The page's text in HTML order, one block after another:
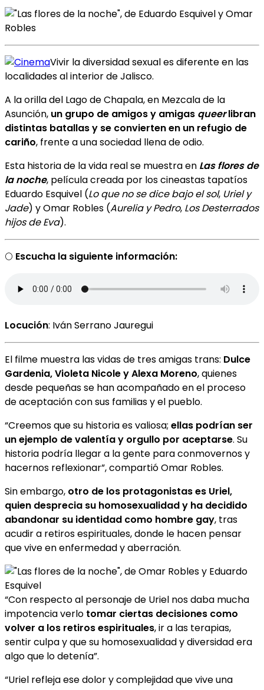
Vivir la diversidad sexual es diferente en las
localidades al interior de Jalisco.
A la orilla del Lago de Chapala, en Mezcala de la
Asunción, un grupo de amigos y amigas queerlibran
distintas batallas y se convierten en un refugio de
cariño, frente a una sociedad llena de odio.
Esta historia de la vida real se muestra en Las flores de
la noche, película creada por los cineastas tapatíos
Eduardo Esquivel (Lo que no se dice bajo el sol, Uriel y
Jade) y Omar Robles (Aurelia y Pedro, Los Desterrados
hijos de Eva).
🌕 Escucha la siguiente información:
Locución: Iván Serrano Jauregui
El filme muestra las vidas de tres amigas trans: Dulce
Gardenia, Violeta Nicole y Alexa Moreno, quienes
desde pequeñas se han acompañado en el proceso
de aceptación con sus familias y el pueblo.
“Creemos que su historia es valiosa; ellas podrían ser
un ejemplo de valentía y orgullo por aceptarse. Su
historia podría llegar a la gente para conmovernos y
hacernos reflexionar”, compartió Omar Robles.
Sin embargo, otro de los protagonistas es Uriel,
quien desprecia su homosexualidad y ha decidido
abandonar su identidad como hombre gay, tras
acudir a retiros espirituales, donde le hacen pensar
que vive en enfermedad y aberración.
“Con respecto al personaje de Uriel nos daba mucha
impotencia verlo tomar ciertas decisiones como
volver a los retiros espirituales, ir a las terapias,
sentir culpa y que su homosexualidad y diversidad era
algo que lo detenía”.
“Uriel refleja ese dolor y complejidad que vive una